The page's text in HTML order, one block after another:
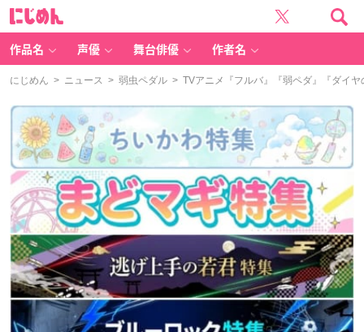
作品名 声優 舞台俳優 作者名
にじめん > ニュース > 弱虫ペダル > TVアニメ『フルバ』『弱ペダ』『ダイ